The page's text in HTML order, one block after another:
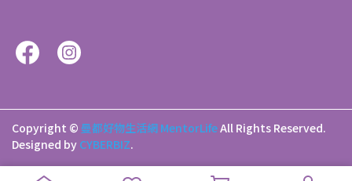
Copyright © 曼都好物生活網 MentorLifeAll Rights Reserved.
Designed by CYBERBIZ.